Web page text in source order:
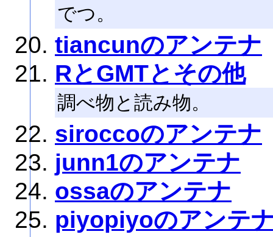
でつ。
tiancunのアンテナ
RとGMTとその他
調べ物と読み物。
siroccoのアンテナ
junn1のアンテナ
ossaのアンテナ
piyopiyoのアンテ